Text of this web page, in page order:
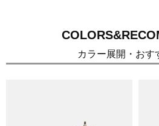
カラー展開・おす